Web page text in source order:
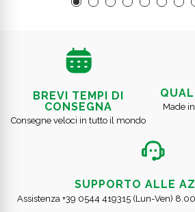
BREVI TEMPI DI
CONSEGNA
Consegne veloci in tutto il mondo
Made
SUPPORTO ALLE
Assistenza +39 0544 419315 (Lun-Ven)